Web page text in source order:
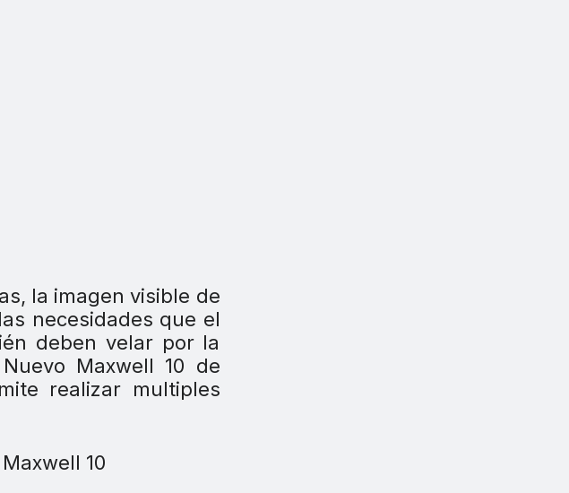
la imagen visible de
necesidades que el
deben velar por la
Maxwell 10 de
realizar multiples